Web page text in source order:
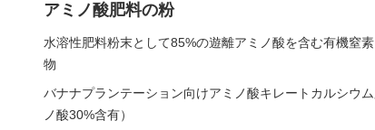
アミノ酸肥料の粉
水溶性肥料粉末として85%の遊離アミノ酸を含む有機窒
物
バナナプランテーション向けアミノ酸キレートカルシウ
ノ酸30%含有）